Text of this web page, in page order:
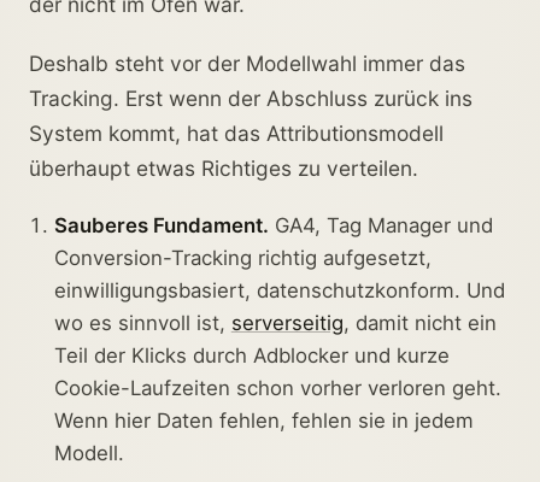
Deshalb steht vor der Modellwahl immer das
Tracking. Erst wenn der Abschluss zurück ins
System kommt, hat das Attributionsmodell
überhaupt etwas Richtiges zu verteilen.
Sauberes Fundament. GA4, Tag Manager und
Conversion-Tracking richtig aufgesetzt,
einwilligungsbasiert, datenschutzkonform. Und
wo es sinnvoll ist, serverseitig, damit nicht ein
Teil der Klicks durch Adblocker und kurze
Cookie-Laufzeiten schon vorher verloren geht.
Wenn hier Daten fehlen, fehlen sie in jedem
Modell.